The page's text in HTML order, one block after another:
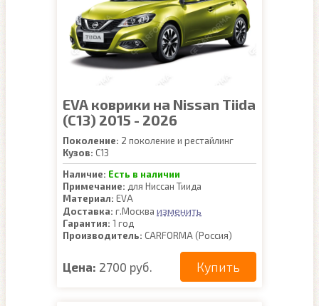
EVA коврики на Nissan Tiida
(C13) 2015 - 2026
Поколение: 2 поколение и рестайлинг
Кузов: C13
Наличие: Есть в наличии
Примечание: для Ниссан Тиида
Материал: EVA
Доставка: г.Москва изменить
Гарантия: 1 год
Производитель: CARFORMA (Россия)
Цена: 2700 руб. Купить